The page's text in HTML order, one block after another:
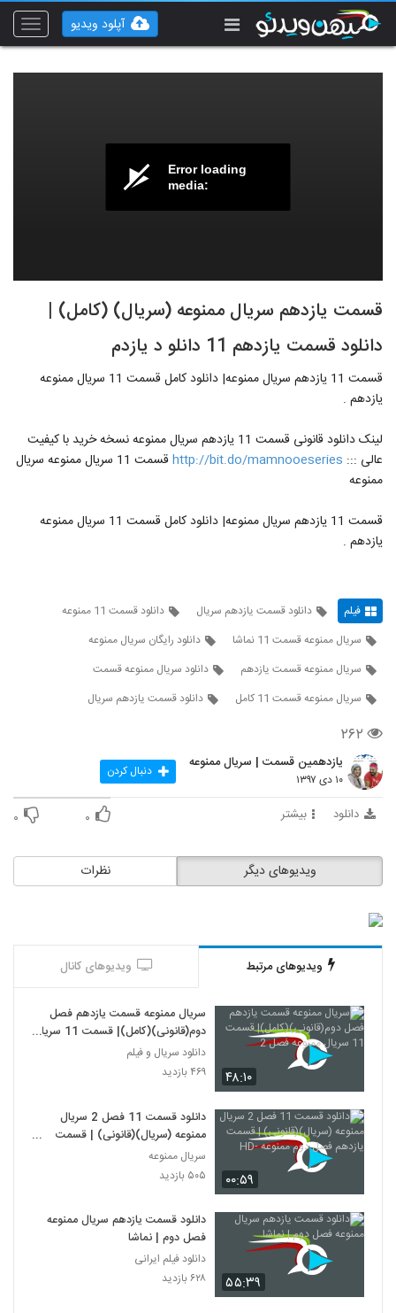
Toggle
آپلود ویدیو
Error loading
media:
قسمت یازدهم سریال ممنوعه (سریال) (کامل) |
دانلود قسمت یازدهم 11 دانلو د یازدم
قسمت 11 یازدهم سریال ممنوعه| دانلود کامل قسمت 11 سریال ممنوعه
یازدهم .
لینک دانلود قانونی قسمت 11 یازدهم سریال ممنوعه نسخه خرید با کیفیت
عالی ::: http://bit.do/mamnooeseries
قسمت 11 سریال ممنوعه سریال
ممنوعه
قسمت 11 یازدهم سریال ممنوعه| دانلود کامل قسمت 11 سریال ممنوعه
یازدهم .
فیلم دانلود قسمت یازدهم سریال
دانلود قسمت 11 ممنوعه
سریال ممنوعه قسمت 11 نماشا
دانلود رایگان سریال ممنوعه
سریال ممنوعه قسمت یازدهم
دانلود سریال ممنوعه قسمت
سریال ممنوعه قسمت 11 کامل
دانلود قسمت یازدهم سریال
۲۶۲
یازدهمین قسمت | سریال ممنوعه
۱۰ دی ۱۳۹۷ دنبال کردن
دانلود بیشتر ۰ ۰
نظرات ویدیوهای دیگر
ویدیوهای مرتبط ویدیوهای کانال
۴۸:۱۰
سریال ممنوعه قسمت یازدهم فصل
دوم(قانونی)(کامل)| قسمت 11 سریال
ممنوعه فصل 2
دانلود سریال و فیلم
۴۶۹ بازدید
۰۰:۵۹
دانلود قسمت 11 فصل 2 سریال
ممنوعه (سریال)(قانونی) | قسمت
یازدهم فصل دوم ممنوعه -HD
سریال ممنوعه
۵۰۵ بازدید
۵۵:۳۹
دانلود قسمت یازدهم سریال ممنوعه
فصل دوم | نماشا
دانلود فیلم ایرانی
۶۲۸ بازدید